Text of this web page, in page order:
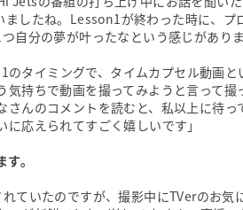
ましたね。Lesson1が終わった時に、プ
自分の夢が叶ったなという感じがありま
タイミングで、タイムカプセル動画と
持ちで動画を撮ってみようと言って撮
んのコメントを読むと、私以上に待っ
応えられてすごく嬉しいです」
。
ていたのですが、撮影中にTVerのお気